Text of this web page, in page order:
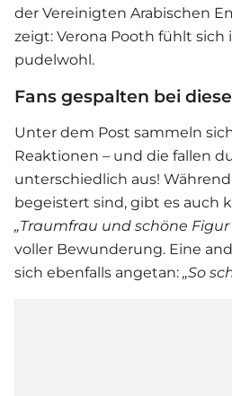
der Vereinigten Arabischen
zeigt: Verona Pooth fühlt sich
pudelwohl.
Fans gespalten bei
Unter dem Post sammeln
Reaktionen – und die fallen
unterschiedlich aus!
begeistert sind, gibt es auch
„Traumfrau und schöne
voller Bewunderung. Eine
sich ebenfalls angetan: „So